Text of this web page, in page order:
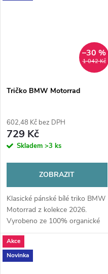
1 042 Kč
–30 %
Tričko BMW Motorrad
602,48 Kč bez DPH
729 Kč
Skladem >3 ks
ZOBRAZIT
Klasické pánské bílé triko BMW
Motorrad z kolekce 2026.
Vyrobeno ze 100% organické
bavlny s ikonickým motivem
vrtule a nápisem. Maximální
komfort pro volný čas.
Akce
Novinka